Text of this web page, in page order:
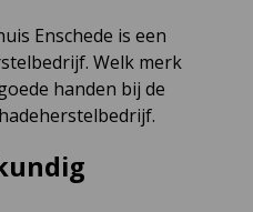
Enschede is een
Welk merk
handen bij de